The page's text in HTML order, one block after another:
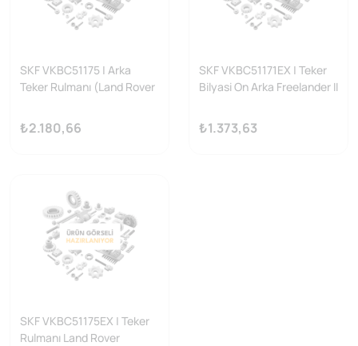
SKF VKBC51175 | Arka
Teker Rulmanı (Land Rover
Rover Sport 03-13)
₺2.180,66
SKF VKBC51171EX | Teker
Bilyasi On Arka Freelander II
₺1.373,63
SKF VKBC51175EX | Teker
Rulmanı Land Rover